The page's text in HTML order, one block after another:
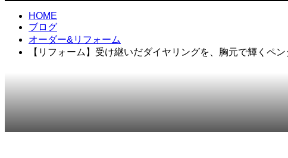
HOME
ブログ
オーダー&リフォーム
【リフォーム】⁡受け継いだダイヤリングを、胸元で輝くペン